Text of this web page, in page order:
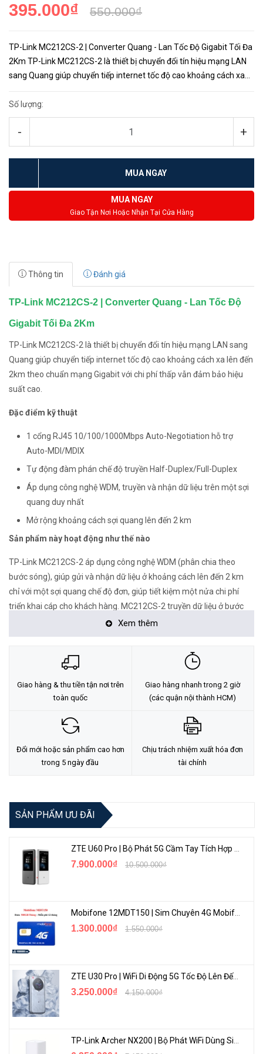
395.000₫ 550.000₫
TP-Link MC212CS-2 | Converter Quang - Lan Tốc Độ Gigabit Tối Đa
2Km TP-Link MC212CS-2 là thiết bị chuyển đổi tín hiệu mạng LAN
sang Quang giúp chuyển tiếp internet tốc độ cao khoảng cách xa
Số lượng:
- +
MUA NGAY
MUA NGAY
Giao Tận Nơi Hoặc Nhận Tại Cửa Hàng
Thông tin Đánh giá
TP-Link MC212CS-2 | Converter Quang - Lan Tốc Độ
Gigabit Tối Đa 2Km
TP-Link MC212CS-2 là thiết bị chuyển đổi tín hiệu mạng LAN sang
Quang giúp chuyển tiếp internet tốc độ cao khoảng cách xa lên đến
2km theo chuẩn mạng Gigabit với chi phí thấp vẫn đảm bảo hiệu
suất cao.
Đặc điểm kỹ thuật
1 cổng RJ45 10/100/1000Mbps Auto-Negotiation hỗ trợ
Auto-MDI/MDIX
Tự động đàm phán chế độ truyền Half-Duplex/Full-Duplex
Áp dụng công nghệ WDM, truyền và nhận dữ liệu trên một sợi
quang duy nhất
Mở rộng khoảng cách sợi quang lên đến 2 km
Sản phẩm này hoạt động như thế nào
TP-Link MC212CS-2 áp dụng công nghệ WDM (phân chia theo
bước sóng), giúp gửi và nhận dữ liệu ở khoảng cách lên đến 2 km
chỉ với một sợi quang chế độ đơn, giúp tiết kiệm một nửa chi phí
triển khai cáp cho khách hàng. MC212CS-2 truyền dữ liệu ở bước
sóng 1550 nm và nhận dữ liệu ở bước sóng 1310 nm trên sợi
quang. Do đó, thiết bị đầu cuối được sử dụng kết hợp với MC212CS-
2 phải gửi dữ liệu ở bước sóng 1310 nm và nhận dữ liệu ở bước
sóng 1550 nm. Một bộ chuyển đổi phương tiện khác của TP-Link là
MC211CS-2 là một trong những sản phẩm có thể hợp tác với
MC212CS-2
<Hotline: 0828.011.011 - (028)7300.2021 - VoHoang.vn>
Xem thêm
Giao hàng & thu tiền tận nơi trên
toàn quốc
Giao hàng nhanh trong 2 giờ
(các quận nội thành HCM)
Đổi mới hoặc sản phẩm cao hơn
trong 5 ngày đầu
Chịu trách nhiệm xuất hóa đơn
tài chính
SẢN PHẨM ƯU ĐÃI
ZTE U60 Pro | Bộ Phát 5G Cầm Tay Tích Hợp Công Nghệ WiFi 7, Pin 10000mAh
7.900.000₫ 10.500.000₫
1.300.000₫ 1.550.000₫
ZTE U30 Pro | WiFi Di Động 5G Tốc Độ Lên Đến 500Mbps, Màn Hình Cảm Ứng
3.250.000₫ 4.150.000₫